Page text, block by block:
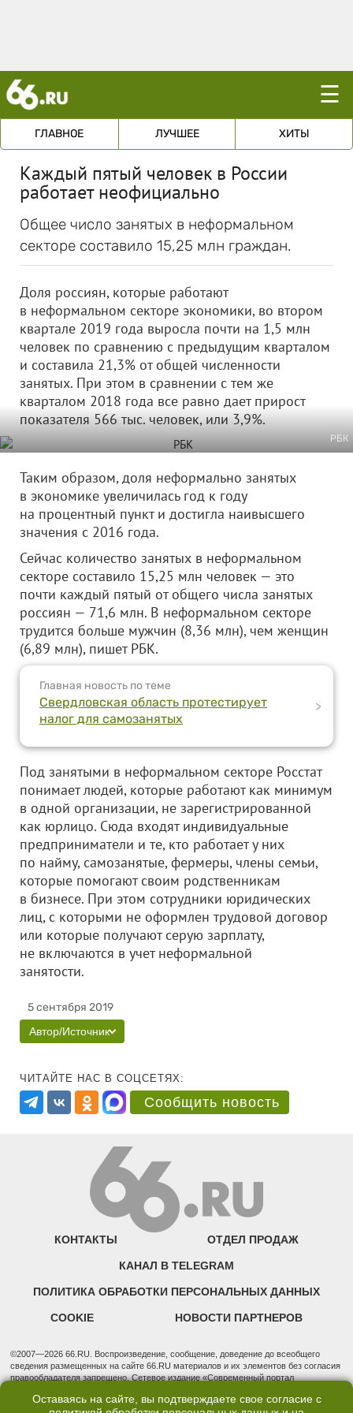
☰
ГЛАВНОЕ ЛУЧШЕЕ ХИТЫ
Каждый пятый человек в России
работает неофициально
Общее число занятых в неформальном
секторе составило 15,25 млн граждан.
Доля россиян, которые работают
в неформальном секторе экономики, во втором
квартале 2019 года выросла почти на 1,5 млн
человек по сравнению с предыдущим кварталом
и составила 21,3% от общей численности
занятых. При этом в сравнении с тем же
кварталом 2018 года все равно дает прирост
показателя 566 тыс. человек, или 3,9%.
РБК
Таким образом, доля неформально занятых
в экономике увеличилась год к году
на процентный пункт и достигла наивысшего
значения с 2016 года.
Сейчас количество занятых в неформальном
секторе составило 15,25 млн человек — это
почти каждый пятый от общего числа занятых
россиян — 71,6 млн. В неформальном секторе
трудится больше мужчин (8,36 млн), чем женщин
(6,89 млн), пишет РБК.
Главная новость по теме
Свердловская область протестирует
налог для самозанятых
>
Под занятыми в неформальном секторе Росстат
понимает людей, которые работают как минимум
в одной организации, не зарегистрированной
как юрлицо. Сюда входят индивидуальные
предприниматели и те, кто работает у них
по найму, самозанятые, фермеры, члены семьи,
которые помогают своим родственникам
в бизнесе. При этом сотрудники юридических
лиц, с которыми не оформлен трудовой договор
или которые получают серую зарплату,
не включаются в учет неформальной
занятости.
5 сентября 2019
Автор/Источник
ЧИТАЙТЕ НАС В СОЦСЕТЯХ:
Сообщить новость
КОНТАКТЫ ОТДЕЛ ПРОДАЖ
КАНАЛ В TELEGRAM
ПОЛИТИКА ОБРАБОТКИ ПЕРСОНАЛЬНЫХ ДАННЫХ
COOKIE НОВОСТИ ПАРТНЕРОВ
©2007—2026 66.RU. Воспроизведение, сообщение, доведение до всеобщего
сведения размещенных на сайте 66.RU материалов и их элементов без согласия
правообладателя запрещено. Сетевое издание «Современный портал
надзору в сфере связи, информационных технологий и массовых коммуникаций
Оставаясь на сайте, вы подтверждаете свое согласие с